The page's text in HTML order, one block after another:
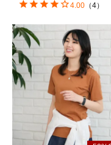
4.00 （4）